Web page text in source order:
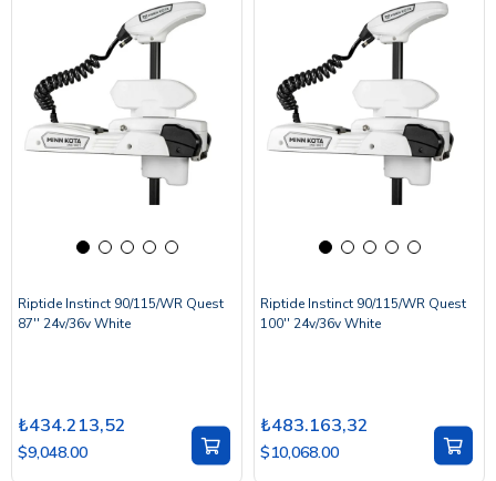
Riptide Instinct 90/115/WR Quest
87'' 24v/36v White
₺434.213,52
$9,048.00
Riptide Instinct 90/115/WR Quest
100'' 24v/36v White
₺483.163,32
$10,068.00